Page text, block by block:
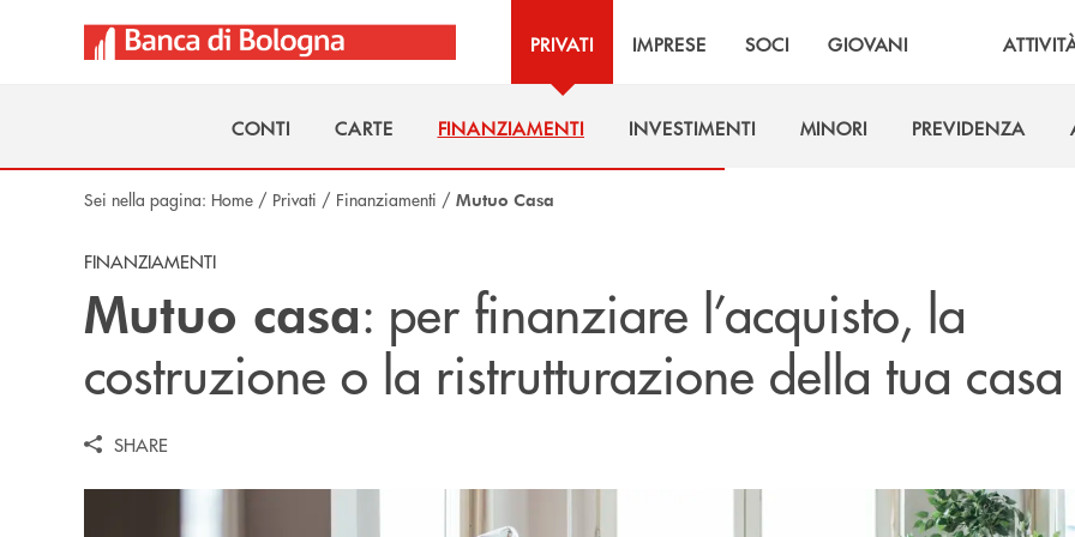
PRIVATI IMPRESE SOCI GIOVANI
CONTI
CARTE
FINANZIAMENTI
INVESTIMENTI
MINORI
PREVIDENZA
Sei nella pagina: Home / Privati / Finanziamenti / Mutuo Casa
FINANZIAMENTI
Mutuo casa: per finanziare l’acquisto, la
costruzione o la ristrutturazione della tua casa
SHARE